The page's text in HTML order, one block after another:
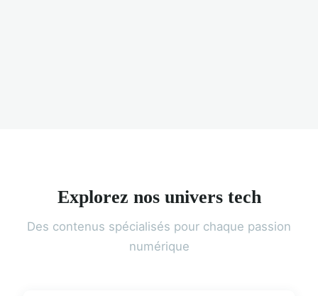
Explorez nos univers tech
Des contenus spécialisés pour chaque passion
numérique